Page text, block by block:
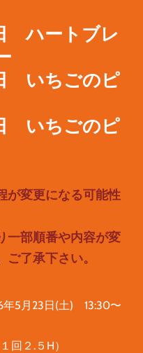
ハートブレ
いちごのピ
いちごのピ
が変更になる可能性
一部順番や内容が変
了承下さい。
年5月23日(土) 13:30〜
回２.５H）